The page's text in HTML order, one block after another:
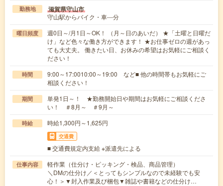
勤務地 滋賀県守山市
守山駅からバイク・車---分
曜日頻度
週0日～/月1日～OK！ （月～日のあいだ） ★「土曜と日曜だ
け」など色々な働き方ができます！ ★お仕事ゼロの週があっ
ても大丈夫。 働きたい日、お休みの希望はお気軽にご相談く
ださい！
時間
9:00～17:0010:00～19:00 など■ 他の時間帯もお気軽にご
相談ください！
期間
単発1日～！ ★勤務開始日や期間はお気軽にご相談くださ
い！ ＃8月～ ＃9月～
時給 時給1,300円～1,625円
交通費
■ 交通費規定内支給 ※派遣先による
仕事内容
軽作業（仕分け・ピッキング・検品、商品管理）
＼DMの仕分け／＜とってもシンプルなので未経験でも安
心！＞▼封入作業及び梱包▼雑誌や書籍などの仕分け…